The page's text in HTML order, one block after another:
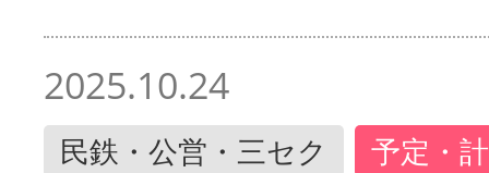
2025.10.24
民鉄・公営・三セク 予定・